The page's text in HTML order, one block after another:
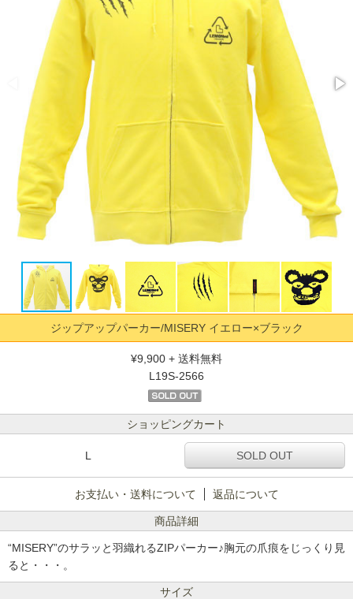
ジップアップパーカー/MISERY イエロー×ブラック
¥9,900 + 送料無料
L19S-2566
ショッピングカート
L SOLD OUT
お支払い・送料について 返品について
商品詳細
“MISERY”のサラッと羽織れるZIPパーカー♪胸元の爪痕をじっくり見
ると・・・。
サイズ